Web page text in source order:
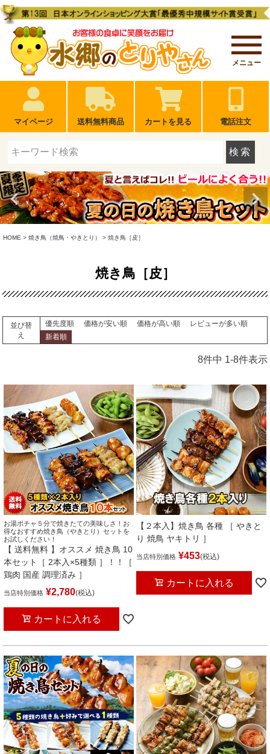
メニュー
マイページ 送料無料商品 カートを見る 電話注文
検索
HOME 焼き鳥（焼鳥・やきとり） 焼き鳥［皮］
焼き鳥［皮］
並び替
え
優先度順 価格が安い順 価格が高い順
レビューが多い順
新着順
8件中 1-8件表示
お湯ポチャ５分で焼きたての美味しさ！お
得なおすすめ焼き鳥（やきとり）セットを
お試しください！
【 送料無料 】オススメ 焼き鳥 10
本セット［ 2本入×5種類 ］！！［
鶏肉 国産 調理済み ］
当店特別価格 ¥2,780 税込
カートに入れる
【２本入】焼き鳥 各種 ［ やきと
り 焼鳥 ヤキトリ ］
当店特別価格 ¥453 税込
カートに入れる